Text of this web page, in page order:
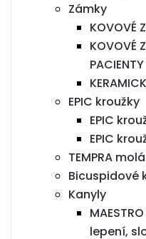
Zámky
KOVOVÉ
KOVOVÉ
PACIENTY
EPIC kroužky
EPIC
EPIC
TEMPRA
Bicuspidové
Kanyly
lepení,